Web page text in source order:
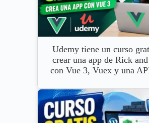
Udemy tiene un curso
crear una app de Rick
con Vue 3, Vuex y una